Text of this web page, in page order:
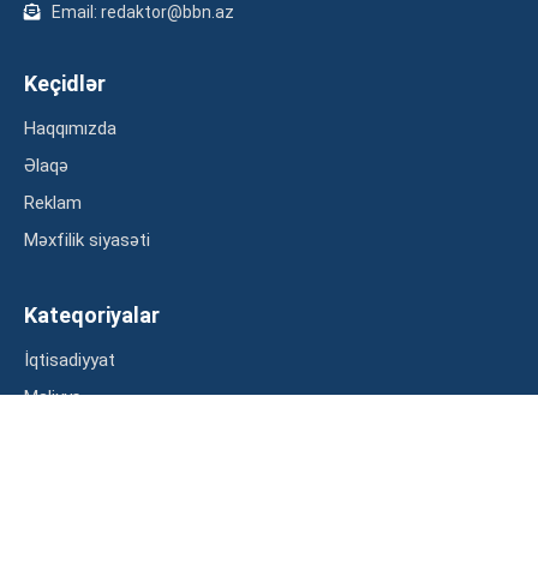
Email: redaktor@bbn.az
Keçidlər
Haqqımızda
Əlaqə
Reklam
Məxfilik siyasəti
Kateqoriyalar
İqtisadiyyat
Maliyyə